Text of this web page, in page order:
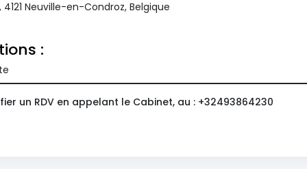
4121 Neuville-en-Condroz, Belgique
:
un RDV en appelant le Cabinet, au : +32493864230